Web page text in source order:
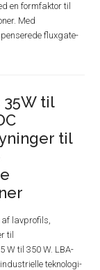
en formfaktor til
Med
fluxgate-
35W til
til
af ​​lavprofils,
til
W til 350 W. LBA-
teknologi-